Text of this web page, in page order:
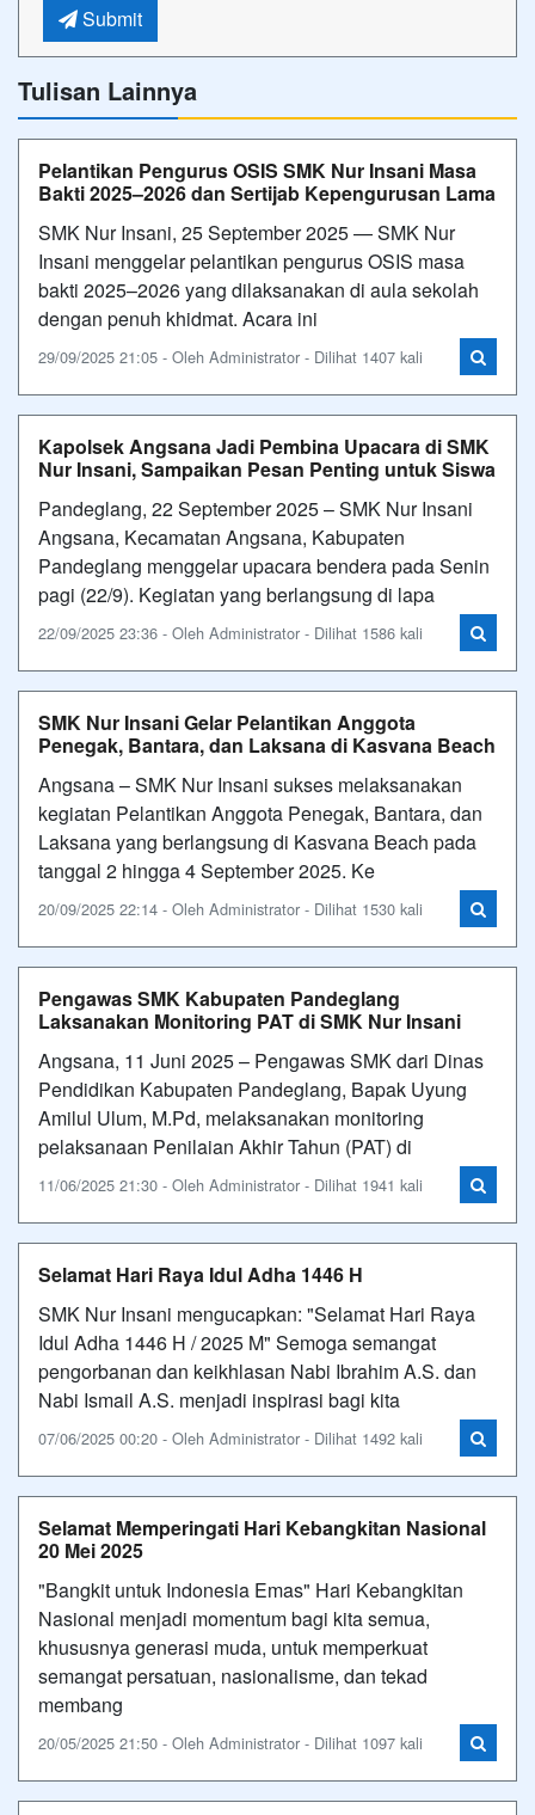
Submit
Tulisan Lainnya
Pelantikan Pengurus OSIS SMK Nur Insani Masa
Bakti 2025–2026 dan Sertijab Kepengurusan Lama
SMK Nur Insani, 25 September 2025 — SMK Nur
Insani menggelar pelantikan pengurus OSIS masa
bakti 2025–2026 yang dilaksanakan di aula sekolah
dengan penuh khidmat. Acara ini
29/09/2025 21:05 - Oleh Administrator - Dilihat 1407 kali
Kapolsek Angsana Jadi Pembina Upacara di SMK
Nur Insani, Sampaikan Pesan Penting untuk Siswa
Pandeglang, 22 September 2025 – SMK Nur Insani
Angsana, Kecamatan Angsana, Kabupaten
Pandeglang menggelar upacara bendera pada Senin
pagi (22/9). Kegiatan yang berlangsung di lapa
22/09/2025 23:36 - Oleh Administrator - Dilihat 1586 kali
SMK Nur Insani Gelar Pelantikan Anggota
Penegak, Bantara, dan Laksana di Kasvana Beach
Angsana – SMK Nur Insani sukses melaksanakan
kegiatan Pelantikan Anggota Penegak, Bantara, dan
Laksana yang berlangsung di Kasvana Beach pada
tanggal 2 hingga 4 September 2025. Ke
20/09/2025 22:14 - Oleh Administrator - Dilihat 1530 kali
Pengawas SMK Kabupaten Pandeglang
Laksanakan Monitoring PAT di SMK Nur Insani
Angsana, 11 Juni 2025 – Pengawas SMK dari Dinas
Pendidikan Kabupaten Pandeglang, Bapak Uyung
Amilul Ulum, M.Pd, melaksanakan monitoring
pelaksanaan Penilaian Akhir Tahun (PAT) di
11/06/2025 21:30 - Oleh Administrator - Dilihat 1941 kali
Selamat Hari Raya Idul Adha 1446 H
SMK Nur Insani mengucapkan: "Selamat Hari Raya
Idul Adha 1446 H / 2025 M" Semoga semangat
pengorbanan dan keikhlasan Nabi Ibrahim A.S. dan
Nabi Ismail A.S. menjadi inspirasi bagi kita
07/06/2025 00:20 - Oleh Administrator - Dilihat 1492 kali
Selamat Memperingati Hari Kebangkitan Nasional
20 Mei 2025
"Bangkit untuk Indonesia Emas" Hari Kebangkitan
Nasional menjadi momentum bagi kita semua,
khususnya generasi muda, untuk memperkuat
semangat persatuan, nasionalisme, dan tekad
membang
20/05/2025 21:50 - Oleh Administrator - Dilihat 1097 kali